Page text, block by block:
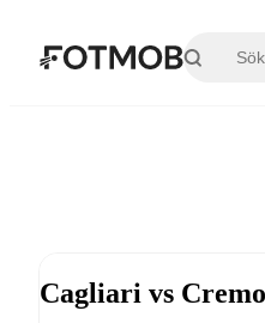
Cagliari vs